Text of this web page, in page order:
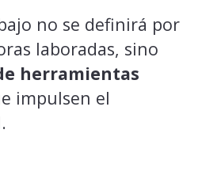
no se definirá por
laboradas, sino
herramientas
impulsen el